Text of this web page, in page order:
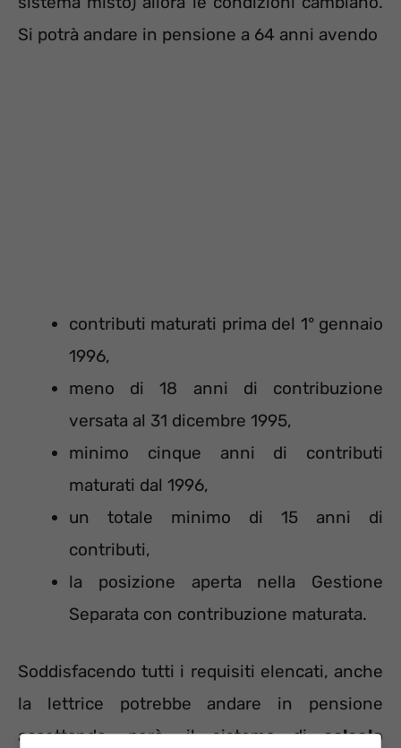
Si potrà andare in pensione a 64 anni avendo
contributi maturati prima del 1° gennaio
1996,
meno di 18 anni di contribuzione
versata al 31 dicembre 1995,
minimo cinque anni di contributi
maturati dal 1996,
un totale minimo di 15 anni di
contributi,
la posizione aperta nella Gestione
Separata con contribuzione maturata.
Soddisfacendo tutti i requisiti elencati, anche
la lettrice potrebbe andare in pensione
accettando, però, il sistema dicalcolo